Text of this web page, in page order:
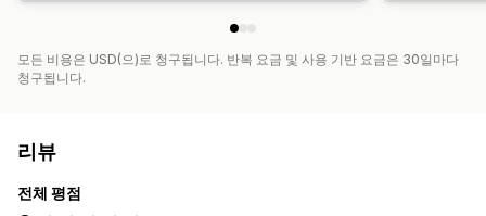
모든 비용은 USD(으)로 청구됩니다. 반복 요금 및 사용 기반 요금은 30일마다
청구됩니다.
리뷰
전체 평점